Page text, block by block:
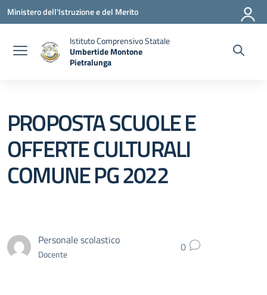
Vai ai contenuti
Vai al menu di navigazione
Vai al footer
Ministero dell'Istruzione e del Merito
Istituto Comprensivo Statale
Umbertide Montone
Pietralunga
PROPOSTA SCUOLE E
OFFERTE CULTURALI
COMUNE PG 2022
Personale scolastico
Docente 0